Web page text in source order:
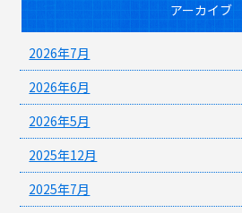
アーカイブ
2026年7月
2026年6月
2026年5月
2025年12月
2025年7月